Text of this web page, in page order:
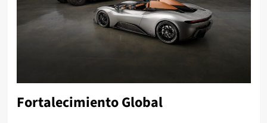
Fortalecimiento Global